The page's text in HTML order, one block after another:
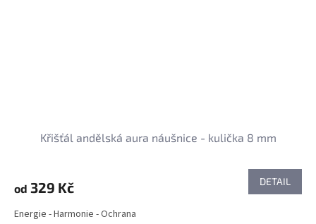
Křišťál andělská aura náušnice - kulička 8 mm
od 329 Kč DETAIL
Energie - Harmonie - Ochrana